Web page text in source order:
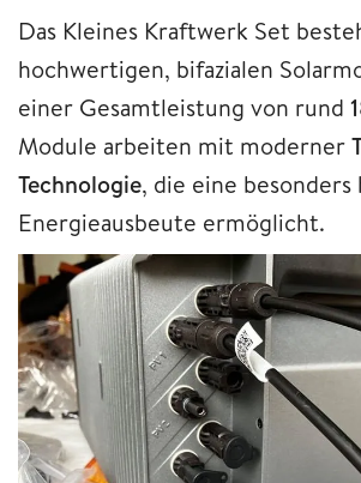
Das Kleines Kraftwerk Set
hochwertigen, bifazialen
einer Gesamtleistung von rund
Module arbeiten mit moderner
Technologie, die eine besonders
Energieausbeute ermöglicht.